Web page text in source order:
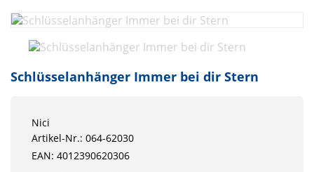
Schlüsselanhänger Immer bei dir Stern
Nici
Artikel-Nr.: 064-62030
EAN: 4012390620306